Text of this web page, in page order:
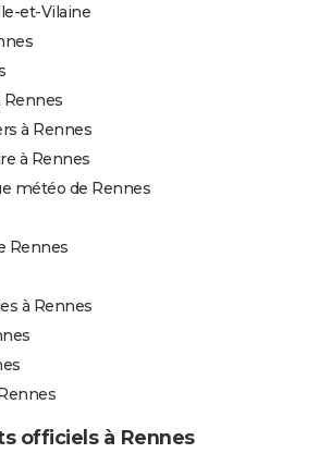
et-Vilaine
Rennes
à Rennes
à Rennes
météo de Rennes
Rennes
à Rennes
officiels à Rennes